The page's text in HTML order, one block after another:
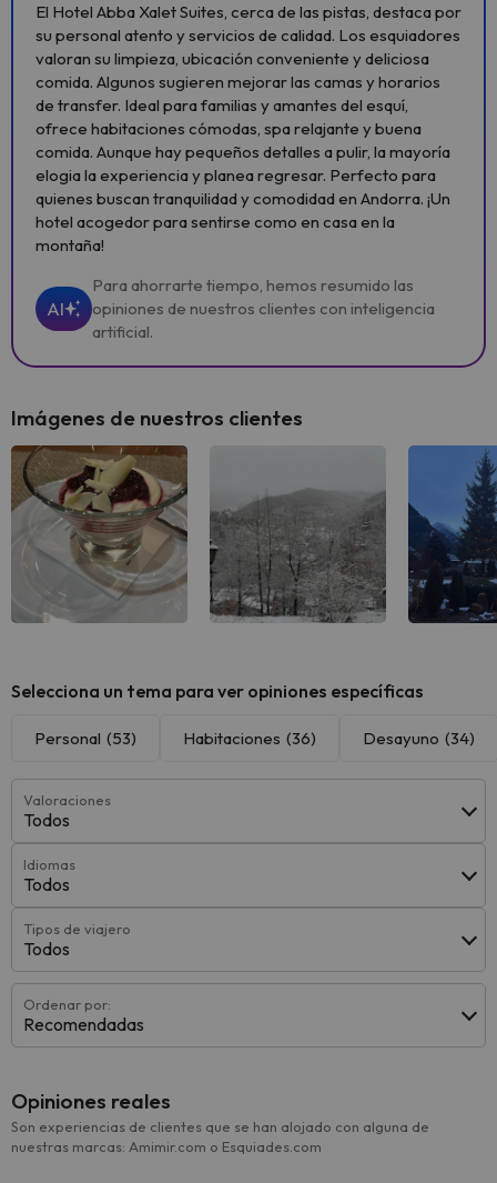
El Hotel Abba Xalet Suites, cerca de las pistas, destaca por
su personal atento y servicios de calidad. Los esquiadores
valoran su limpieza, ubicación conveniente y deliciosa
comida. Algunos sugieren mejorar las camas y horarios
de transfer. Ideal para familias y amantes del esquí,
ofrece habitaciones cómodas, spa relajante y buena
comida. Aunque hay pequeños detalles a pulir, la mayoría
elogia la experiencia y planea regresar. Perfecto para
quienes buscan tranquilidad y comodidad en Andorra. ¡Un
hotel acogedor para sentirse como en casa en la
montaña!
AI
Para ahorrarte tiempo, hemos resumido las
opiniones de nuestros clientes con inteligencia
artificial.
Imágenes de nuestros clientes
Selecciona un tema para ver opiniones específicas
Personal (53) Habitaciones (36) Desayuno (34)
Valoraciones
Todos
Idiomas
Todos
Tipos de viajero
Todos
Ordenar por:
Recomendadas
Opiniones reales
Son experiencias de clientes que se han alojado con alguna de
nuestras marcas: Amimir.com o Esquiades.com